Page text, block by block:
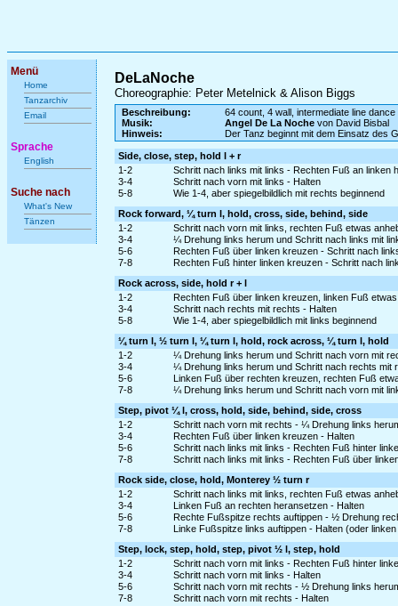
Menü
Home
Tanzarchiv
Email
Sprache
English
Suche nach
What's New
Tänzen
DeLaNoche
Choreographie: Peter Metelnick & Alison Biggs
Beschreibung:
64 count, 4 wall, intermediate line dance
Musik:
Angel De La Nochevon David Bisbal
Hinweis:
Der Tanz beginnt mit dem Einsatz des
Side, close, step, hold l + r
1-2
Schritt nach links mit links - Rechten Fuß an linken
3-4
Schritt nach vorn mit links - Halten
5-8
Wie 1-4, aber spiegelbildlich mit rechts beginnend
Rock forward, ¼ turn l, hold, cross, side, behind, side
1-2
Schritt nach vorn mit links, rechten Fuß etwas
3-4
¼ Drehung links herum und Schritt nach links mit
5-6
Rechten Fuß über linken kreuzen - Schritt nach
7-8
Rechten Fuß hinter linken kreuzen - Schritt nach
Rock across, side, hold r + l
1-2
Rechten Fuß über linken kreuzen, linken Fuß
3-4
Schritt nach rechts mit rechts - Halten
5-8
Wie 1-4, aber spiegelbildlich mit links beginnend
¼ turn l, ½ turn l, ¼ turn l, hold, rock across, ¼ turn l, hold
1-2
¼ Drehung links herum und Schritt nach vorn mit
3-4
¼ Drehung links herum und Schritt nach rechts mit
5-6
Linken Fuß über rechten kreuzen, rechten Fuß
7-8
¼ Drehung links herum und Schritt nach vorn mit
Step, pivot ¼ l, cross, hold, side, behind, side, cross
1-2
Schritt nach vorn mit rechts - ¼ Drehung links
3-4
Rechten Fuß über linken kreuzen - Halten
5-6
Schritt nach links mit links - Rechten Fuß hinter
7-8
Schritt nach links mit links - Rechten Fuß über
Rock side, close, hold, Monterey ½ turn r
1-2
Schritt nach links mit links, rechten Fuß etwas
3-4
Linken Fuß an rechten heransetzen - Halten
5-6
Rechte Fußspitze rechts auftippen - ½ Drehung
7-8
Linke Fußspitze links auftippen - Halten (oder
Step, lock, step, hold, step, pivot ½ l, step, hold
1-2
Schritt nach vorn mit links - Rechten Fuß hinter
3-4
Schritt nach vorn mit links - Halten
5-6
Schritt nach vorn mit rechts - ½ Drehung links
7-8
Schritt nach vorn mit rechts - Halten